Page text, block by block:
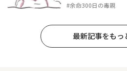
#余命300日の毒親
最新記事をもっ